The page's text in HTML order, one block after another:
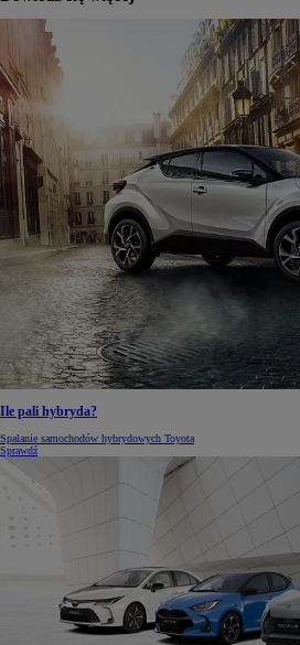
Ile pali hybryda?
Spalanie samochodów hybrydowych Toyota
Sprawdź